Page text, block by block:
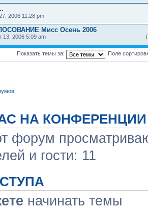
2006 11:28 pm
Мисс Осень 2006
13, 2006 5:09 am
Показать темы за: Поле
НА КОНФЕРЕНЦИИ
форум
и гости: 11
начинать темы